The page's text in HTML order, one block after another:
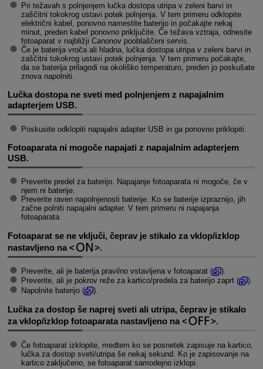
Pri težavah s polnjenjem lučka dostopa utripa v zeleni barvi in
zaščitni tokokrog ustavi potek polnjenja. V tem primeru odklopite
električni kabel, ponovno namestite baterijo in počakajte nekaj
minut, preden kabel ponovno priključite. Če težava vztraja, odnesite
fotoaparat v najbližji Canonov pooblaščeni servis.
Če je baterija vroča ali hladna, lučka dostopa utripa v zeleni barvi in
zaščitni tokokrog ustavi potek polnjenja. V tem primeru počakajte,
da se baterija prilagodi na okoliško temperaturo, preden jo poskušate
znova napolniti.
Lučka dostopa ne sveti med polnjenjem z napajalnim
adapterjem USB.
Poskusite odklopiti napajalni adapter USB in ga ponovno priklopiti.
Fotoaparata ni mogoče napajati z napajalnim adapterjem
USB.
Preverite predel za baterijo. Napajanje fotoaparata ni mogoče, če v
njem ni baterije.
Preverite raven napolnjenosti baterije. Ko se baterije izpraznijo, jih
začne polniti napajalni adapter. V tem primeru ni napajanja
fotoaparata.
Fotoaparat se ne vključi, čeprav je stikalo za vklop/izklop
nastavljeno na
.
Preverite, ali je baterija pravilno vstavljena v fotoaparat (
).
Preverite, ali je pokrov reže za kartico/predela za baterijo zaprt (
).
Napolnite baterijo (
).
Lučka za dostop še naprej sveti ali utripa, čeprav je stikalo
za vklop/izklop fotoaparata nastavljeno na
.
Če fotoaparat izklopite, medtem ko se posnetek zapisuje na kartico,
lučka za dostop sveti/utripa še nekaj sekund. Ko je zapisovanje na
kartico zaključeno, se fotoaparat samodejno izklopi.